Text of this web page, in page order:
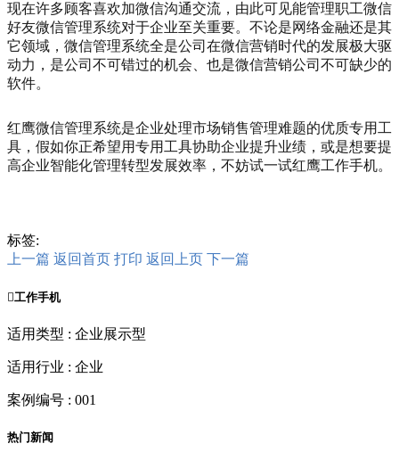
现在许多顾客喜欢加微信沟通交流，由此可见能管理职工微信
好友微信管理系统对于企业至关重要。不论是网络金融还是其
它领域，微信管理系统全是公司在微信营销时代的发展极大驱
动力，是公司不可错过的机会、也是微信营销公司不可缺少的
软件。
红鹰微信管理系统是企业处理市场销售管理难题的优质专用工
具，假如你正希望用专用工具协助企业提升业绩，或是想要提
高企业智能化管理转型发展效率，不妨试一试红鹰工作手机。
标签:
上一篇 返回首页 打印 返回上页 下一篇
工作手机
适用类型 : 企业展示型
适用行业 : 企业
案例编号 : 001
热门新闻